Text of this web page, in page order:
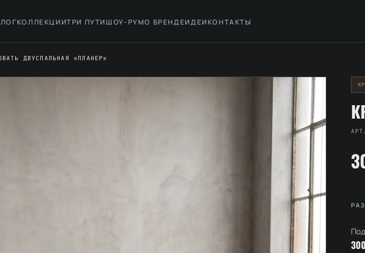
КОЛЛЕКЦИИТРИ ПУТИШОУ-РУМО БРЕНДЕИДЕИКОНТАКТЫ
ДВУСПАЛЬНАЯ «ПЛАНЕР»